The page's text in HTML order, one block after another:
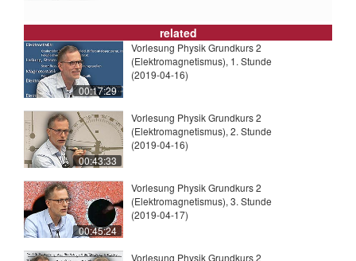
related
00:17:29
Vorlesung Physik Grundkurs 2
(Elektromagnetismus), 1. Stunde
(2019-04-16)
00:43:33
Vorlesung Physik Grundkurs 2
(Elektromagnetismus), 2. Stunde
(2019-04-16)
00:45:24
Vorlesung Physik Grundkurs 2
(Elektromagnetismus), 3. Stunde
(2019-04-17)
Vorlesung Physik Grundkurs 2